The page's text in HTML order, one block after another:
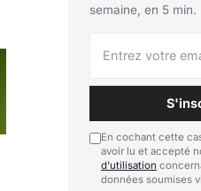
semaine, en 5 min.
En cochant cette
avoir lu et accepté
d'utilisation
données soumises